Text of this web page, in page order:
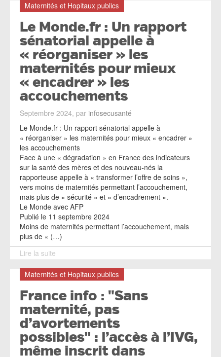
Maternités et Hopitaux publics
Le Monde.fr : Un rapport
sénatorial appelle à
« réorganiser » les
maternités pour mieux
« encadrer » les
accouchements
Septembre 2024, par infosecusanté
Le Monde.fr : Un rapport sénatorial appelle à
« réorganiser » les maternités pour mieux « encadrer »
les accouchements
Face à une « dégradation » en France des indicateurs
sur la santé des mères et des nouveau-nés la
rapporteuse appelle à « transformer l’offre de soins »,
vers moins de maternités permettant l’accouchement,
mais plus de « sécurité » et « d’encadrement ».
Le Monde avec AFP
Publié le 11 septembre 2024
Moins de maternités permettant l’accouchement, mais
plus de « (…)
Lire la suite
Maternités et Hopitaux publics
France info : "Sans
maternité, pas
d’avortements
possibles" : l’accès à l’IVG,
même inscrit dans